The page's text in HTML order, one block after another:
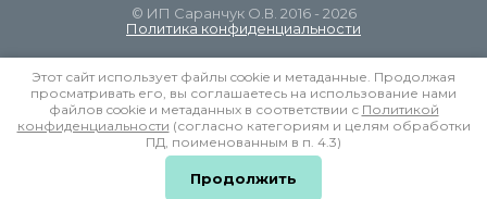
© ИП Саранчук О.В. 2016 - 2026
Политика конфиденциальности
создать интернет магазин
Этот сайт использует файлы cookie и метаданные. Продолжая
просматривать его, вы соглашаетесь на использование нами
файлов cookie и метаданных в соответствии с Политикой
конфиденциальности (согласно категориям и целям обработки
ПД, поименованным в п. 4.3)
Продолжить